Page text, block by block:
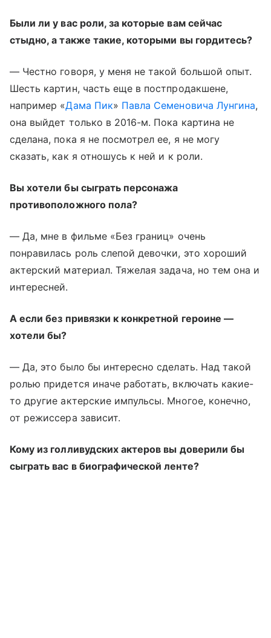
Были ли у вас роли, за которые вам сейчас
стыдно, а также такие, которыми вы гордитесь?
— Честно говоря, у меня не такой большой опыт.
Шесть картин, часть еще в постпродакшене,
например «Дама Пик» Павла Семеновича Лунгина,
она выйдет только в 2016-м. Пока картина не
сделана, пока я не посмотрел ее, я не могу
сказать, как я отношусь к ней и к роли.
Вы хотели бы сыграть персонажа
противоположного пола?
— Да, мне в фильме «Без границ» очень
понравилась роль слепой девочки, это хороший
актерский материал. Тяжелая задача, но тем она и
интересней.
А если без привязки к конкретной героине —
хотели бы?
— Да, это было бы интересно сделать. Над такой
ролью придется иначе работать, включать какие-
то другие актерские импульсы. Многое, конечно,
от режиссера зависит.
Кому из голливудских актеров вы доверили бы
сыграть вас в биографической ленте?